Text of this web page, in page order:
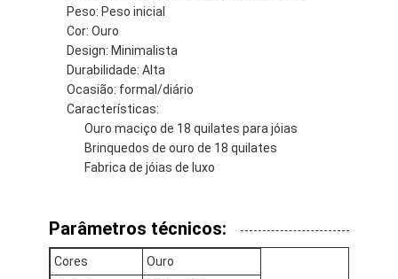
Peso: Peso inicial
Cor: Ouro
Design: Minimalista
Durabilidade: Alta
Ocasião: formal/diário
Características:
Ouro maciço de 18 quilates para jóias
Brinquedos de ouro de 18 quilates
Fabrica de jóias de luxo
Parâmetros técnicos:
Cores
Ouro